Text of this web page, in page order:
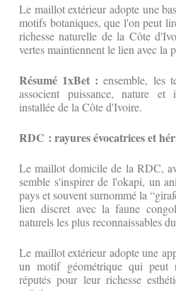
Le maillot extérieur adopte une
motifs botaniques, que l'on peut
richesse naturelle de la Côte
vertes maintiennent le lien avec la
Résumé 1xBet : ensemble, les
associent puissance, nature et
installée de la Côte d'Ivoire.
RDC : rayures évocatrices et
Le maillot domicile de la RDC,
semble s'inspirer de l'okapi, un
pays et souvent surnommé la
lien discret avec la faune
naturels les plus reconnaissables
Le maillot extérieur adopte une
un motif géométrique qui peut
réputés pour leur richesse